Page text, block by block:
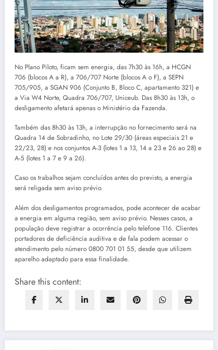
No Plano Piloto, ficam sem energia, das 7h30 às 16h, a HCGN
706 (blocos A a R), a 706/707 Norte (blocos A o F), a SEPN
705/905, a SGAN 906 (Conjunto B, Bloco C, apartamento 321) e
a Via W4 Norte, Quadra 706/707, Uniceub. Das 8h30 às 13h, o
desligamento afetará apenas o Ministério da Fazenda.
Também das 8h30 às 13h, a interrupção no fornecimento será na
Quadra 14 de Sobradinho, no Lote 29/30 (áreas especiais 21 e
22/23, 28) e nos conjuntos A-3 (lotes 1 a 13, 14 a 23 e 26 ao 28) e
A-5 (lotes 1 a 7 e 9 a 26).
Caso os trabalhos sejam concluídos antes do previsto, a energia
será religada sem aviso prévio.
Além dos desligamentos programados, pode acontecer de acabar
a energia em alguma região, sem aviso prévio. Nesses casos, a
população deve registrar a ocorrência pelo telefone 116. Clientes
portadores de deficiência auditiva e de fala podem acessar o
atendimento pelo número 0800 701 01 55, desde que utilizem
aparelho adaptado para essa finalidade.
Share this content: